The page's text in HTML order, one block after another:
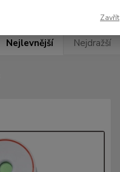
Nejlevnější Nejdražší
Zavřít